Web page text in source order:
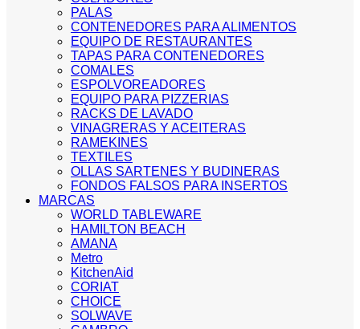
PALAS
CONTENEDORES PARA ALIMENTOS
EQUIPO DE RESTAURANTES
TAPAS PARA CONTENEDORES
COMALES
ESPOLVOREADORES
EQUIPO PARA PIZZERIAS
RACKS DE LAVADO
VINAGRERAS Y ACEITERAS
RAMEKINES
TEXTILES
OLLAS SARTENES Y BUDINERAS
FONDOS FALSOS PARA INSERTOS
MARCAS
WORLD TABLEWARE
HAMILTON BEACH
AMANA
Metro
KitchenAid
CORIAT
CHOICE
SOLWAVE